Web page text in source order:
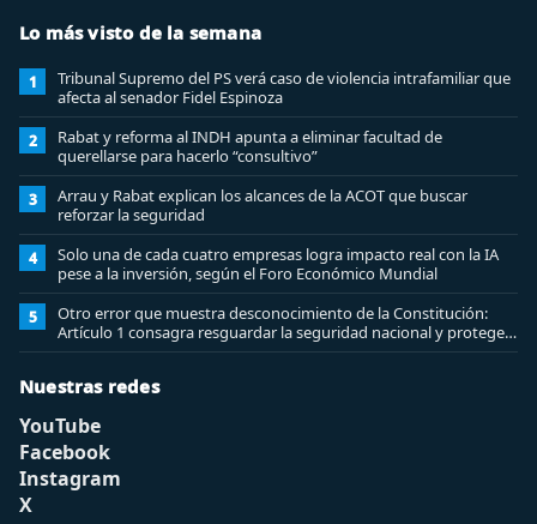
Lo más visto de la semana
1
Tribunal Supremo del PS verá caso de violencia intrafamiliar que
afecta al senador Fidel Espinoza
2
Rabat y reforma al INDH apunta a eliminar facultad de
querellarse para hacerlo “consultivo”
3
Arrau y Rabat explican los alcances de la ACOT que buscar
reforzar la seguridad
4
Solo una de cada cuatro empresas logra impacto real con la IA
pese a la inversión, según el Foro Económico Mundial
5
Otro error que muestra desconocimiento de la Constitución:
Artículo 1 consagra resguardar la seguridad nacional y proteger
a los ciudadanos
Nuestras redes
YouTube
Facebook
Instagram
X